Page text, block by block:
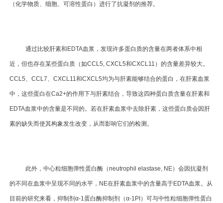
（化学物质、细胞、可溶性蛋白）进行了抗凝剂的推荐。
通过比较肝素和EDTA血浆，发现许多蛋白质的含量在两者体系中相
近，但也存在某些蛋白质（如CCL5, CXCL5和CXCL11）的含量差异较大。
CCL5、CCL7、CXCL11和CXCL5均为与肝素能够结合的蛋白，在肝素血浆
中，这些蛋白在Ca2+的作用下与肝素结合，导致这四种蛋白质含量在肝素和
EDTA血浆中的含量是不同的。若在肝素血浆中去除肝素，这些蛋白质会因肝
素的缺失而使其构象发生改变，从而影响它们的检测。
此外，中心粒细胞弹性蛋白酶（neutrophil elastase, NE）会因抗凝剂
的不同在血浆中呈现不同的水平，NE在肝素血浆中的含量高于EDTA血浆。从
目前的研究来看，抑制剂α-1蛋白酶抑制剂（α-1PI）可与中性粒细胞弹性蛋白